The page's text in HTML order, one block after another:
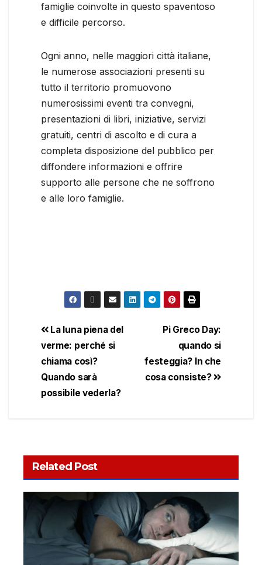
famiglie coinvolte in questo spaventoso
e difficile percorso.
Ogni anno, nelle maggiori città italiane,
le numerose associazioni presenti su
tutto il territorio promuovono
numerosissimi eventi tra convegni,
presentazioni di libri, iniziative, servizi
gratuiti, centri di ascolto e di cura a
completa disposizione del pubblico per
diffondere informazioni e offrire
supporto alle persone che ne soffrono
e alle loro famiglie.
Pi Greco Day:
quando si
festeggia? In che
cosa consiste?
La luna piena del
verme: perché si
chiama così?
Quando sarà
possibile vederla?
Related Post